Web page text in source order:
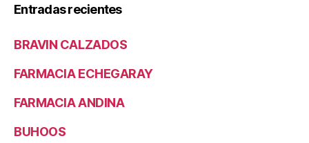
Entradas recientes
BRAVIN CALZADOS
FARMACIA ECHEGARAY
FARMACIA ANDINA
BUHOOS